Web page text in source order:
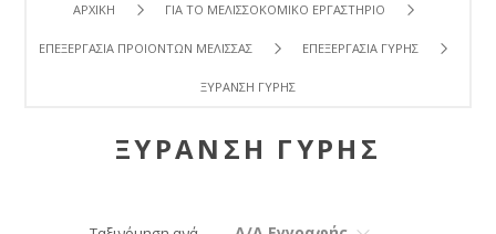
ΑΡΧΙΚΉ ΓΙΑ ΤΟ ΜΕΛΙΣΣΟΚΟΜΙΚΌ ΕΡΓΑΣΤΉΡΙΟ
ΕΠΕΞΕΡΓΑΣΊΑ ΠΡΟΙΌΝΤΩΝ ΜΈΛΙΣΣΑΣ ΕΠΕΞΕΡΓΑΣΊΑ ΓΎΡΗΣ
ΞΥΡΑΝΣΗ ΓΎΡΗΣ
ΞΥΡΑΝΣΗ ΓΎΡΗΣ